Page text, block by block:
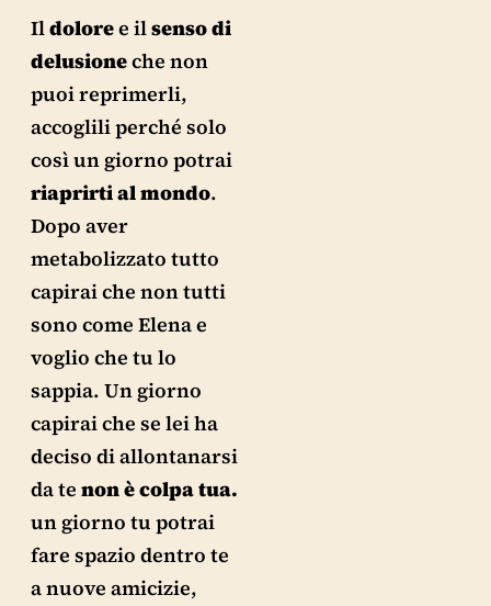
Ildoloree ilsensodi
delusioneche non
puoi reprimerli,
accoglili perché solo
così un giorno potrai
riaprirti al mondo.
Dopo aver
metabolizzato tutto
capirai che non tutti
sono come Elena e
voglio che tu lo
sappia. Un giorno
capirai che se lei ha
deciso di allontanarsi
da te non è colpa tua.
un giorno tu potrai
fare spazio dentro te
a nuove amicizie,